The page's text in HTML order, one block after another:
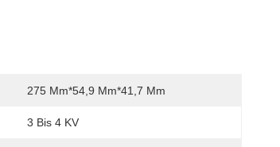
275 Mm*54,9 Mm*41,7 Mm
3 Bis 4 KV